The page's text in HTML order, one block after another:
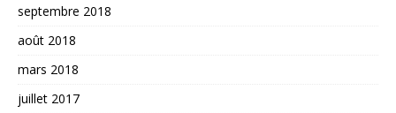
septembre 2018
août 2018
mars 2018
juillet 2017